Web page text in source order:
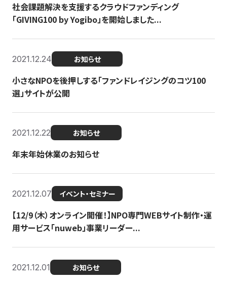
社会課題解決を支援するクラウドファンディング
「GIVING100 by Yogibo」を開始しました...
2021.12.24 お知らせ
小さなNPOを後押しする「ファンドレイジングのコツ100
選」サイトが公開
2021.12.22 お知らせ
年末年始休業のお知らせ
2021.12.07 イベント・セミナー
【12/9（木）オンライン開催！】NPO専門WEBサイト制作・運
用サービス「nuweb」事業リーダー...
2021.12.01 お知らせ